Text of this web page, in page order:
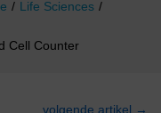
/ Life Sciences /
Cell Counter
volgende artikel →